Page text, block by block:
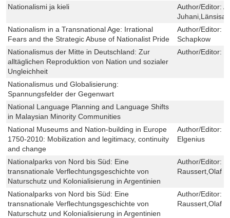
Nationalismi ja kieli Author/Editor:
Nationalism in a Transnational Age: Irrational
Fears and the Strategic Abuse of Nationalist Pride
Author/Editor:
Schapkow
Nationalismus der Mitte in Deutschland: Zur
alltäglichen Reproduktion von Nation und sozialer
Ungleichheit
Author/Editor:
Nationalismus und Globalisierung:
Spannungsfelder der Gegenwart
National Language Planning and Language Shifts
in Malaysian Minority Communities
National Museums and Nation-building in Europe
1750-2010: Mobilization and legitimacy, continuity
and change
Author/Editor:
Elgenius
Nationalparks von Nord bis Süd: Eine
transnationale Verflechtungsgeschichte von
Naturschutz und Kolonialisierung in Argentinien
Author/Editor:
Raussert,Olaf
Nationalparks von Nord bis Süd: Eine
transnationale Verflechtungsgeschichte von
Naturschutz und Kolonialisierung in Argentinien
Author/Editor:
Raussert,Olaf